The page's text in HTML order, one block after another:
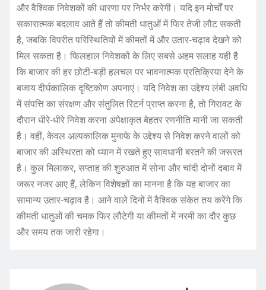
और वैश्विक निवेशकों की धारणा पर निर्भर करेगी। यदि इन मोर्चों पर
सकारात्मक बदलाव आते हैं तो कीमती धातुओं में फिर तेजी लौट सकती
है, जबकि विपरीत परिस्थितियों में कीमतों में और उतार-चढ़ाव देखने को
मिल सकता है। फिलहाल निवेशकों के लिए सबसे अहम सलाह यही है
कि बाजार की हर छोटी-बड़ी हलचल पर भावनात्मक प्रतिक्रिया देने के
बजाय दीर्घकालिक दृष्टिकोण अपनाएं। यदि निवेश का उद्देश्य लंबी अवधि
में संपत्ति का संरक्षण और संतुलित रिटर्न प्राप्त करना है, तो गिरावट के
दौरान धीरे-धीरे निवेश करना अपेक्षाकृत बेहतर रणनीति मानी जा सकती
है। वहीं, केवल अल्पकालिक मुनाफे के उद्देश्य से निवेश करने वालों को
बाजार की अस्थिरता को ध्यान में रखते हुए सावधानी बरतने की जरूरत
है। कुल मिलाकर, सप्ताह की शुरुआत में सोना और चांदी दोनों दबाव में
जरूर नजर आए हैं, लेकिन विशेषज्ञों का मानना है कि यह बाजार का
सामान्य उतार-चढ़ाव है। आने वाले दिनों में वैश्विक संकेत तय करेंगे कि
कीमती धातुओं की चमक फिर लौटेगी या कीमतों में नरमी का दौर कुछ
और समय तक जारी रहेगा।